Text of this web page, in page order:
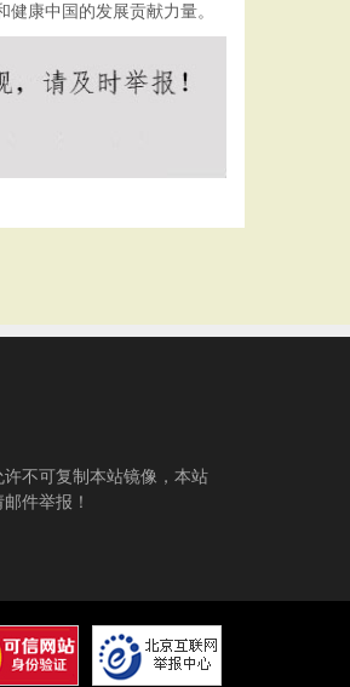
康中国的发展贡献力量。
不可复制本站镜像，本站
件举报！